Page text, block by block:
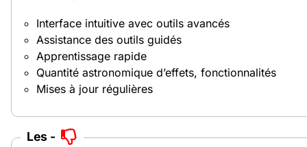
Interface intuitive avec outils avancés
Assistance des outils guidés
Apprentissage rapide
Quantité astronomique d’effets, fonctionnalités
Mises à jour régulières
Les -